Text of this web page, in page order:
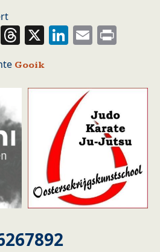
WhatsApp
Threads
X LinkedIn
Email
Gooik